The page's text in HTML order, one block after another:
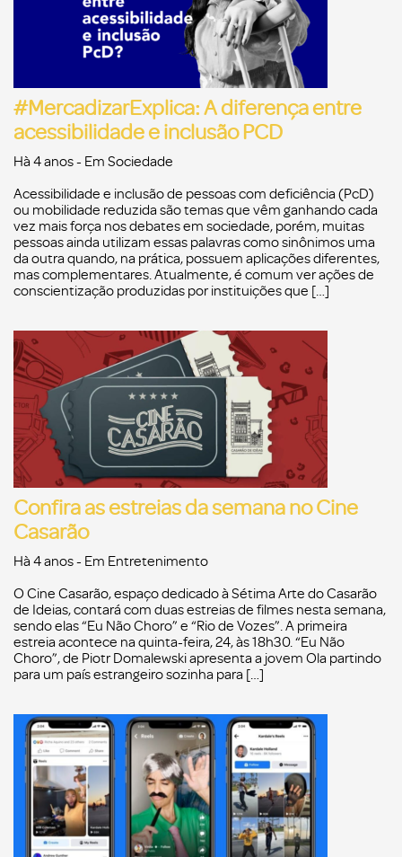
#MercadizarExplica: A diferença entre
acessibilidade e inclusão PCD
Hà 4 anos- Em Sociedade
Acessibilidade e inclusão de pessoas com deficiência (PcD)
ou mobilidade reduzida são temas que vêm ganhando cada
vez mais força nos debates em sociedade, porém, muitas
pessoas ainda utilizam essas palavras como sinônimos uma
da outra quando, na prática, possuem aplicações diferentes,
mas complementares. Atualmente, é comum ver ações de
conscientização produzidas por instituições que […]
Confira as estreias da semana no Cine
Casarão
Hà 4 anos- Em Entretenimento
O Cine Casarão, espaço dedicado à Sétima Arte do Casarão
de Ideias, contará com duas estreias de filmes nesta semana,
sendo elas “Eu Não Choro” e “Rio de Vozes”. A primeira
estreia acontece na quinta-feira, 24, às 18h30. “Eu Não
Choro”, de Piotr Domalewski apresenta a jovem Ola partindo
para um país estrangeiro sozinha para […]